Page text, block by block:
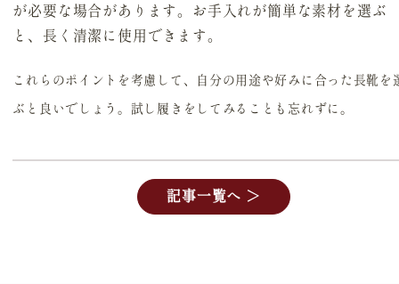
が必要な場合があります。お手入れが簡単な素材を選ぶ
と、長く清潔に使用できます。
これらのポイントを考慮して、自分の用途や好みに合った長靴を
ぶと良いでしょう。試し履きをしてみることも忘れずに。
記事一覧へ ＞